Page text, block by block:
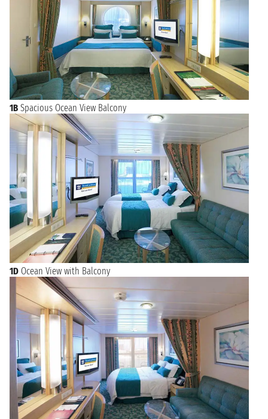
1B Spacious Ocean View Balcony
1D Ocean View with Balcony